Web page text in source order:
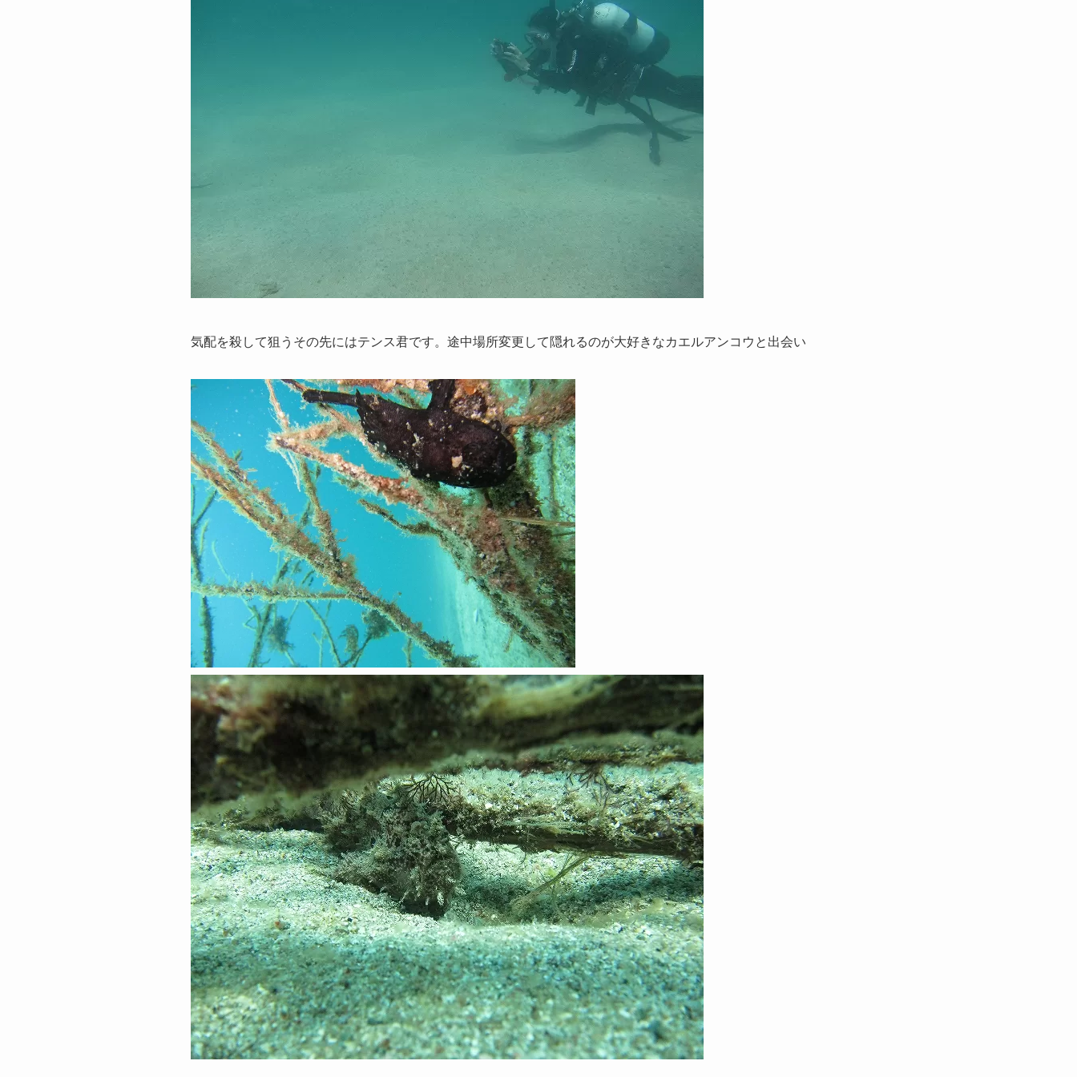
気配を殺して狙うその先にはテンス君です。途中場所変更して隠れるのが大好きなカエルアンコウと出会い